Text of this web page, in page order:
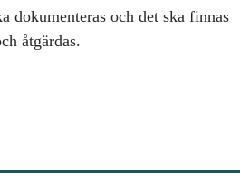
dokumenteras och det ska finnas
åtgärdas.